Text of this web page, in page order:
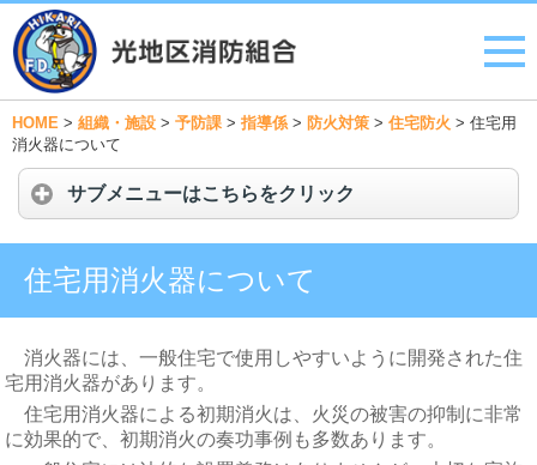
HOME > 組織・施設 > 予防課 > 指導係 > 防火対策 > 住宅防火 > 住宅用
消火器について
サブメニューはこちらをクリック
住宅用消火器について
消火器には、一般住宅で使用しやすいように開発された住
宅用消火器があります。
住宅用消火器による初期消火は、火災の被害の抑制に非常
に効果的で、初期消火の奏功事例も多数あります。